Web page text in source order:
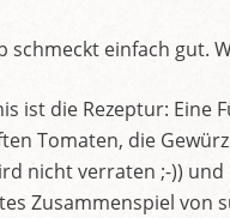
schmeckt einfach gut.
ist die Rezeptur: Eine
Tomaten, die
nicht verraten ;-)) und
Zusammenspiel von